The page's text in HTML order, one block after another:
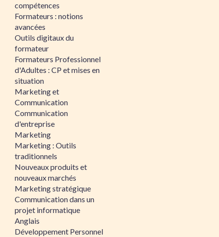
compétences
Formateurs : notions
avancées
Outils digitaux du
formateur
Formateurs Professionnel
d'Adultes : CP et mises en
situation
Marketing et
Communication
Communication
d'entreprise
Marketing
Marketing : Outils
traditionnels
Nouveaux produits et
nouveaux marchés
Marketing stratégique
Communication dans un
projet informatique
Anglais
Développement Personnel